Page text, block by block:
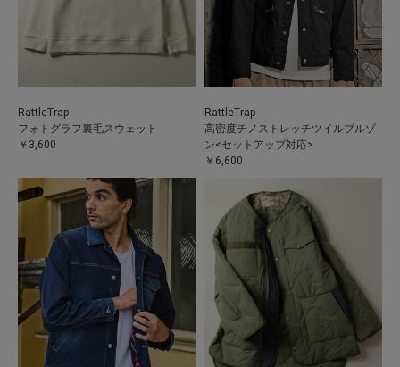
RattleTrap
フォトグラフ裏毛スウェット
￥3,600
RattleTrap
高密度チノストレッチツイルブルゾ
ン<セットアップ対応>
￥6,600